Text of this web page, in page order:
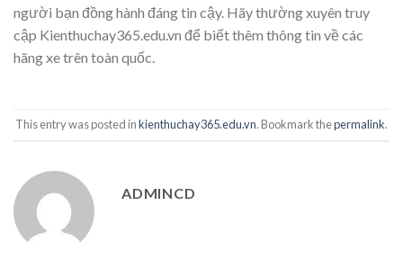
người bạn đồng hành đáng tin cậy. Hãy thường xuyên truy
cập Kienthuchay365.edu.vn để biết thêm thông tin về các
hãng xe trên toàn quốc.
This entry was posted inkienthuchay365.edu.vn. Bookmark thepermalink.
ADMINCD